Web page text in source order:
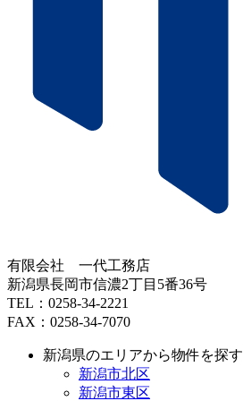
有限会社 一代工務店
新潟県長岡市信濃2丁目5番36号
TEL：0258-34-2221
FAX：0258-34-7070
新潟県のエリアから物件を探す
新潟市北区
新潟市東区